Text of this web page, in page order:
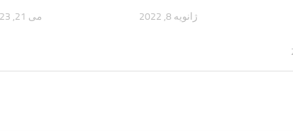
می 21, 2023 ژانویه 8, 2022